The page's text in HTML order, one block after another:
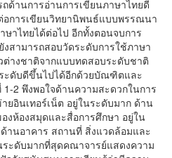
ด้านการอ่านการเขียนภาษาไทยดี
การเขียนวิทยานิพนธ์แบบพรรณนา
ษาไทยได้ต่อไป อีกทั้งตอนจบการ
สามารถสอบวัดระดับการใช้ภาษา
ต่างชาติจากแบบทดสอบระดับชาติ
ะดับดีขึ้นไปได้อีกด้วยบัณฑิตและ
2 พึงพอใจด้านความสะดวกในการ
ยอินเทอร์เน็ต อยู่ในระดับมาก ด้าน
งห้องสมุดและสื่อการศึกษา อยู่ใน
านอาคาร สถานที่ สิ่งแวดล้อมและ
ระดับมากที่สุดคณาจารย์แสดงความ